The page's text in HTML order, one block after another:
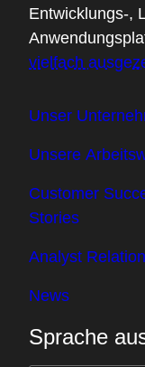
Entwicklungs-,
vielfach
Unser
Unsere
Customer
Stories
Analyst
News
Sprache